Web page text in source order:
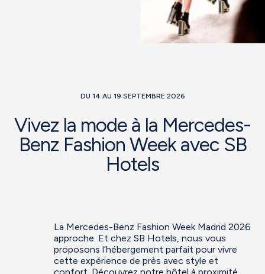
DU 14 AU 19 SEPTEMBRE 2026
Vivez la mode à la Mercedes-
Benz Fashion Week avec SB
Hotels
La Mercedes-Benz Fashion Week Madrid 2026
approche. Et chez SB Hotels, nous vous
proposons l’hébergement parfait pour vivre
cette expérience de près avec style et